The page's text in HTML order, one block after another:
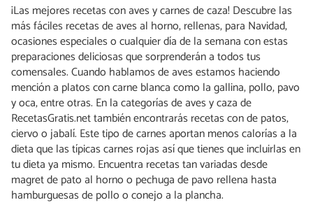
¡Las mejores recetas con aves y carnes de caza! Descubre las
más fáciles recetas de aves al horno, rellenas, para Navidad,
ocasiones especiales o cualquier día de la semana con estas
preparaciones deliciosas que sorprenderán a todos tus
comensales. Cuando hablamos de aves estamos haciendo
mención a platos con carne blanca como la gallina, pollo, pavo
y oca, entre otras. En la categorías de aves y caza de
RecetasGratis.net también encontrarás recetas con de patos,
ciervo o jabalí. Este tipo de carnes aportan menos calorías a la
dieta que las típicas carnes rojas así que tienes que incluirlas en
tu dieta ya mismo. Encuentra recetas tan variadas desde
magret de pato al horno o pechuga de pavo rellena hasta
hamburguesas de pollo o conejo a la plancha.